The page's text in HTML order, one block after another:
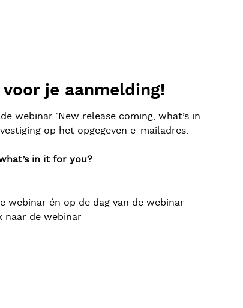
je aanmelding!
webinar ‘New release coming, what’s in
op het opgegeven e-mailadres.
in it for you?
webinar én op de dag van de webinar
naar de webinar